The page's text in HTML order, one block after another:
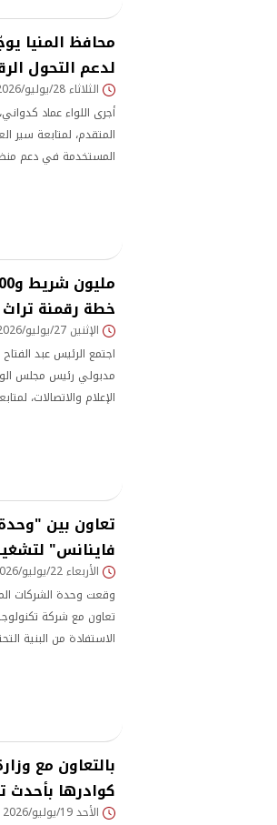
لدعم التحول
الثلاثاء 28/يوليو/2026 - 03:46 م
أجرى اللواء عماد
المتقدم، لمتابعة سير
المستخدمة في دعم
خطة رقمنة تراث
الإثنين 27/يوليو/2026 - 03:39 م
اجتمع الرئيس عبد
مدبولي رئيس مجلس
الإعلام والاتصالات،
تعاون بين
فاينانس"
الأربعاء 22/يوليو/2026 - 10:34 ص
وقعت وحدة الشركات
تعاون مع شركة
الاستفادة من البنية
بالتعاون مع
كوادرها بأحدث
الأحد 19/يوليو/2026 - 03:54 م